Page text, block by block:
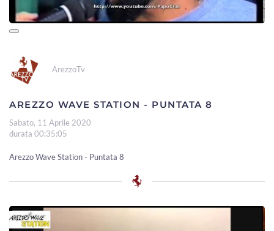
ArezzoTv
AREZZO WAVE STATION - PUNTATA 8
Sabato, 11 Aprile 2020
durata 00:35:05
Arezzo Wave Station - Puntata 8